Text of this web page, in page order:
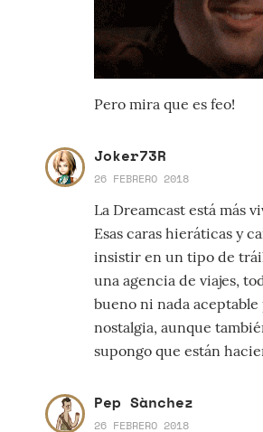
Pero mira que es feo!
Joker73R
26 FEBRERO 2018
La Dreamcast está más
Esas caras hieráticas y
insistir en un tipo de
una agencia de viajes,
bueno ni nada
nostalgia, aunque
supongo que están
Pep Sànchez
26 FEBRERO 2018